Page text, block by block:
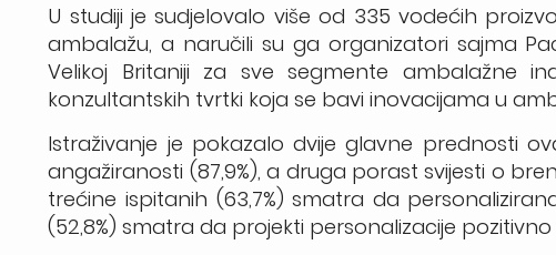
U studiji je sudjelovalo više od 335 vodećih
ambalažu, a naručili su ga organizatori sajma
Velikoj Britaniji za sve segmente ambalažne
konzultantskih tvrtki koja se bavi inovacijama u
Istraživanje je pokazalo dvije glavne prednosti
angažiranosti (87,9%), a druga porast svijesti o
trećine ispitanih (63,7%) smatra da
(52,8%) smatra da projekti personalizacije